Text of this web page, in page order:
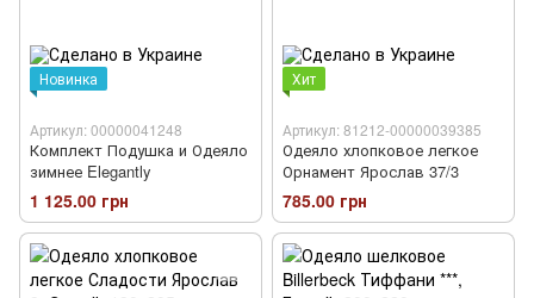
Новинка
Артикул: 00000041248
Комплект Подушка и Одеяло
зимнее Elegantly
1 125.00 грн
Хит
Артикул: 81212-00000039385
Одеяло хлопковое легкое
Орнамент Ярослав 37/3
785.00 грн